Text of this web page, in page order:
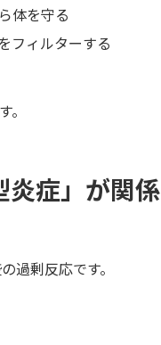
体を守る
フィルターする
。
症」が関係
過剰反応です。